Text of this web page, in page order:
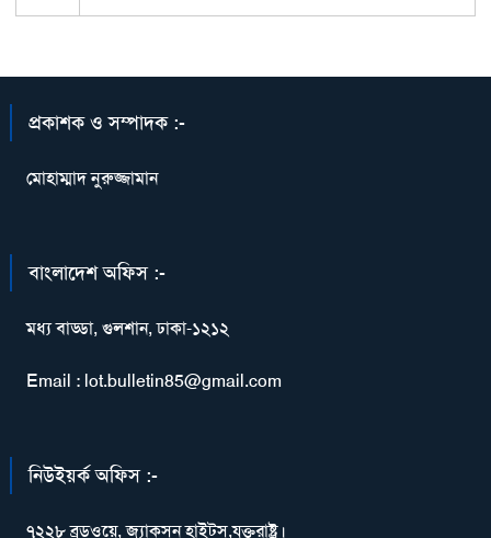
প্রকাশক ও সম্পাদক :-
মোহাম্মাদ নুরুজ্জামান
বাংলাদেশ অফিস :-
মধ্য বাড্ডা, গুলশান, ঢাকা-১২১২
Email : lot.bulletin85@gmail.com
নিউইয়র্ক অফিস :-
৭২২৮ ব্রডওয়ে, জ্যাকসন হাইটস,যুক্তরাষ্ট্র।